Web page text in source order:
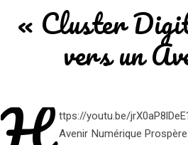
« Cluster
vers un
ttps://youtu.be/
Avenir Numérique